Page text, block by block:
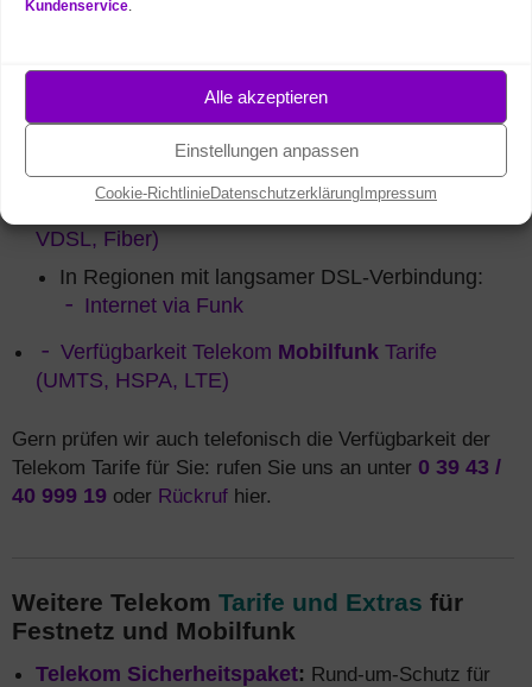
Kundenservice.
Alle akzeptieren
Einstellungen anpassen
Cookie-RichtlinieDatenschutzerklärung Impressum
überall in Deutschland mit
mit bis 250
MBit/s, mit Fiber / Glasfaser bis
1.000 MBit/s und perLTEmit bis zu 300 MBit/s.
VDSL, Fiber)
In Regionen mit langsamer DSL-Verbindung:
Internet via Funk
Verfügbarkeit Telekom Mobilfunk Tarife
(UMTS, HSPA, LTE)
Gern prüfen wir auch telefonisch die Verfügbarkeit der
Telekom Tarife für Sie: rufen Sie uns an unter 0 39 43 /
40 999 19 oder Rückruf hier.
Weitere Telekom Tarife und Extras für
Festnetz und Mobilfunk
Telekom Sicherheitspaket: Rund-um-Schutz für